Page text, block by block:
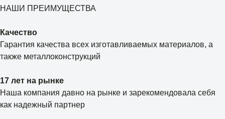
НАШИ ПРЕИМУЩЕСТВА
Качество
Гарантия качества всех изготавливаемых материалов, а
также металлоконструкций
17 лет на рынке
Наша компания давно на рынке и зарекомендовала себя
как надежный партнер